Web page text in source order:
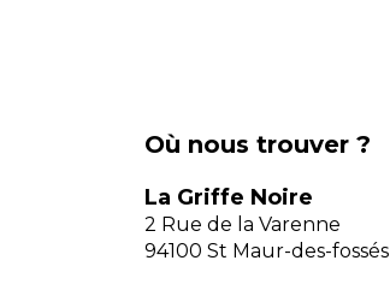
Où nous trouver ?
La Griffe Noire
2 Rue de la Varenne
94100 St Maur-des-fossés